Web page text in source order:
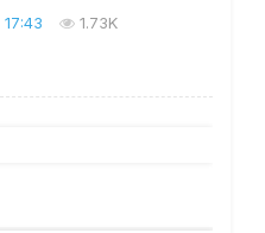
17:43 1.73K